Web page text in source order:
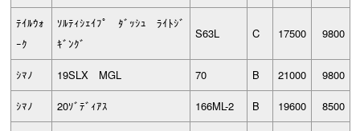
ﾃｲﾙｳｫ
ｰｸ
ｿﾙﾃｨｼｪｲﾌﾟ ﾀﾞｯｼｭ ﾗｲﾄｼﾞ
ｷﾞﾝｸﾞ
S63L C 17500 9800
ｼﾏﾉ 19SLX MGL 70 B 21000 9800
ｼﾏﾉ 20ｿﾞﾃﾞｨｱｽ 166ML-2 B 19600 8500